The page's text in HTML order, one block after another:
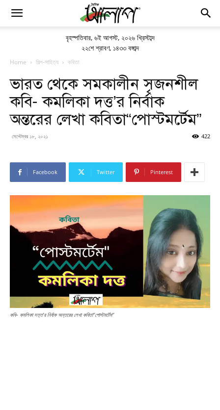
বৃহস্পতিবার, ৬ই আগস্ট, ২০২৬ খ্রিস্টাব্দ
২২শে শ্রাবণ, ১৪৩৩ বঙ্গাব্দ
Home শিল্প-সাহিত্য কবিতা
ভারত থেকে সমকালীন সৃজনশীল
কবি- কমলিকা দত্ত’র নির্বাক
অন্তরের লেখা কবিতা“পোস্টমর্টেম”
সেপ্টেম্বর ১৮, ২০২১ 422
Facebook Twitter Pinterest
কবি- কমলিকা দত্ত’র নির্বাক অন্তরের লেখা কবিতা“পোস্টমর্টেম"